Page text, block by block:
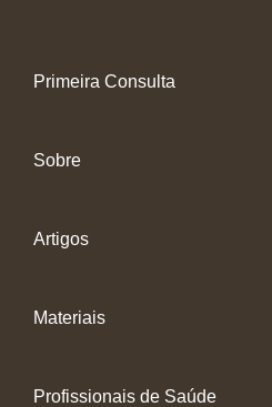
Primeira Consulta
Sobre
Artigos
Materiais
Profissionais de Saúde